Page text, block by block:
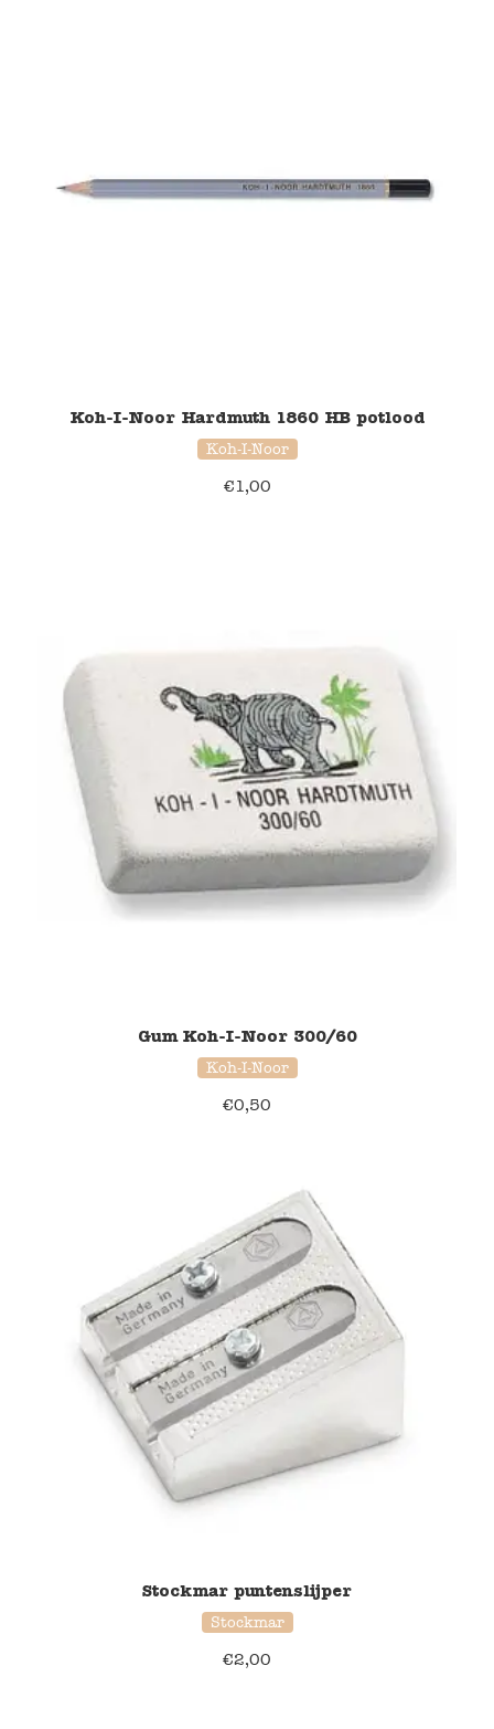
Koh-I-Noor Hardmuth 1860 HB potlood
Koh-I-Noor
€1,00
Gum Koh-I-Noor 300/60
Koh-I-Noor
€0,50
Stockmar puntenslijper
Stockmar
€2,00